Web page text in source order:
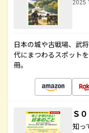
日本の城や古戦場、武
代にまつわるスポット
冊。
Ｓ
知っ